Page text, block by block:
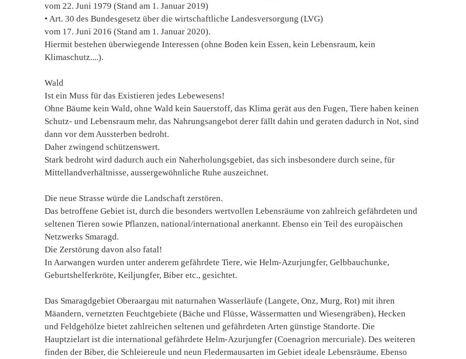
vom 22. Juni 1979 (Stand am 1. Januar 2019)
• Art. 30 des Bundesgesetz über die wirtschaftliche Landesversorgung (LVG)
vom 17. Juni 2016 (Stand am 1. Januar 2020).
Hiermit bestehen überwiegende Interessen (ohne Boden kein Essen, kein Lebensraum, kein
Klimaschutz....).
Wald
Ist ein Muss für das Existieren jedes Lebewesens!
Ohne Bäume kein Wald, ohne Wald kein Sauerstoff, das Klima gerät aus den Fugen, Tiere haben keinen
Schutz- und Lebensraum mehr, das Nahrungsangebot derer fällt dahin und geraten dadurch in Not, sind
dann vor dem Aussterben bedroht.
Daher zwingend schützenswert.
Stark bedroht wird dadurch auch ein Naherholungsgebiet, das sich insbesondere durch seine, für
Mittellandverhältnisse, aussergewöhnliche Ruhe auszeichnet.
Die neue Strasse würde die Landschaft zerstören.
Das betroffene Gebiet ist, durch die besonders wertvollen Lebensräume von zahlreich gefährdeten und
seltenen Tieren sowie Pflanzen, national/international anerkannt. Ebenso ein Teil des europäischen
Netzwerks Smaragd.
Die Zerstörung davon also fatal!
In Aarwangen wurden unter anderem gefährdete Tiere, wie Helm-Azurjungfer, Gelbbauchunke,
Geburtshelferkröte, Keiljungfer, Biber etc., gesichtet.
Das Smaragdgebiet Oberaargau mit naturnahen Wasserläufe (Langete, Onz, Murg, Rot) mit ihren
Mäandern, vernetzten Feuchtgebiete (Bäche und Flüsse, Wässermatten und Wiesengräben), Hecken
und Feldgehölze bietet zahlreichen seltenen und gefährdeten Arten günstige Standorte. Die
Hauptzielart ist die international gefährdete Helm-Azurjungfer (Coenagrion mercuriale). Des weiteren
finden der Biber, die Schleiereule und neun Fledermausarten im Gebiet ideale Lebensräume. Ebenso